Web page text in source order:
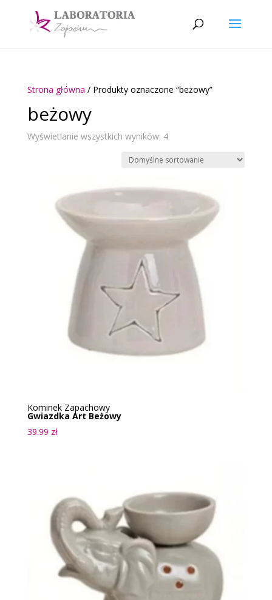
Strona główna / Produkty oznaczone “beżowy”
beżowy
Wyświetlanie wszystkich wyników: 4
Kominek Zapachowy
Gwiazdka Art Beżowy
39.99 zł